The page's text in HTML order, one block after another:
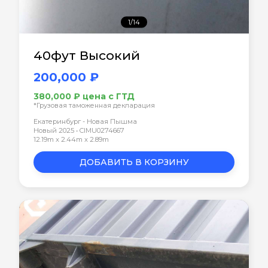
1/14
40фут Высокий
200,000 ₽
380,000 ₽ цена с ГТД
*Грузовая таможенная декларация
Екатеринбург - Новая Пышма
Новый 2025 • CIMU0274667
12.19m x 2.44m x 2.89m
ДОБАВИТЬ В КОРЗИНУ